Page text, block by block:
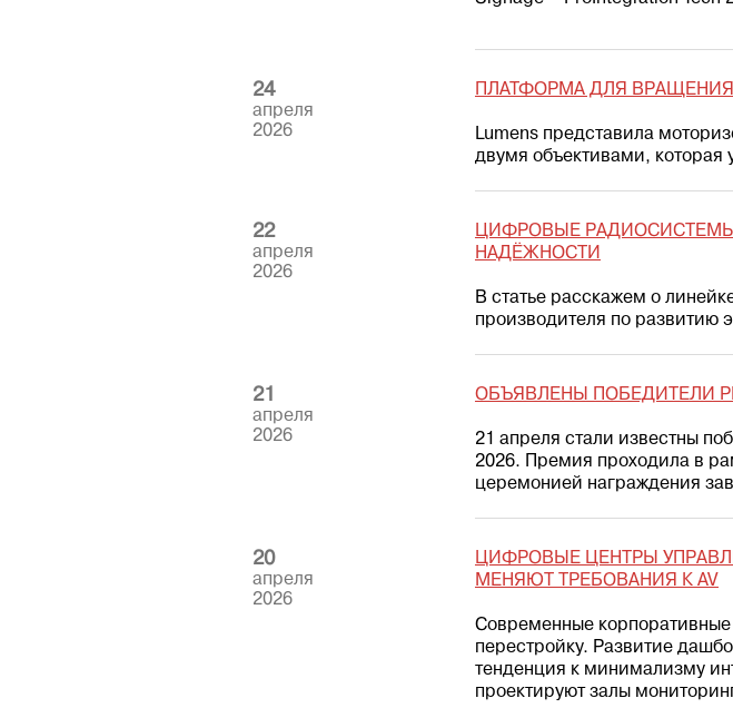
24
апреля
2026
ПЛАТФОРМА ДЛЯ
Lumens представила
двумя объективами, которая
22
апреля
2026
ЦИФРОВЫЕ РАДИОСИСТЕМЫ
НАДЁЖНОСТИ
В статье расскажем о
производителя по развитию
21
апреля
2026
ОБЪЯВЛЕНЫ ПОБЕДИТЕЛИ
21 апреля стали известны
2026. Премия проходила в
церемонией награждения
20
апреля
2026
ЦИФРОВЫЕ ЦЕНТРЫ
МЕНЯЮТ ТРЕБОВАНИЯ К AV
Современные
перестройку. Развитие
тенденция к минимализму
проектируют залы